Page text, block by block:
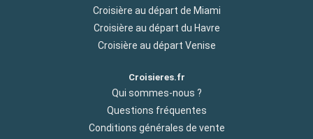
Croisière au départ de Miami
Croisière au départ du Havre
Croisière au départ Venise
Croisieres.fr
Qui sommes-nous ?
Questions fréquentes
Conditions générales de vente